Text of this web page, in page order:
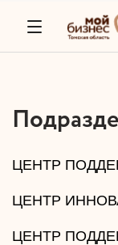
ЦЕНТР
ЦЕНТР
ЦЕНТР